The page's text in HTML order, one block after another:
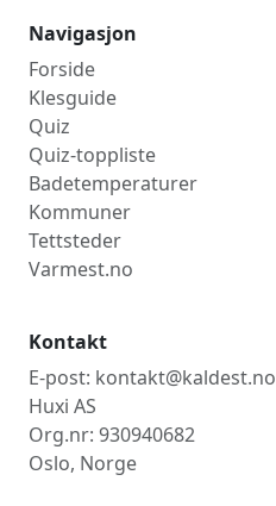
Navigasjon
Forside
Klesguide
Quiz
Quiz-toppliste
Badetemperaturer
Kommuner
Tettsteder
Varmest.no
Kontakt
E-post: kontakt@kaldest.no
Huxi AS
Org.nr: 930940682
Oslo, Norge